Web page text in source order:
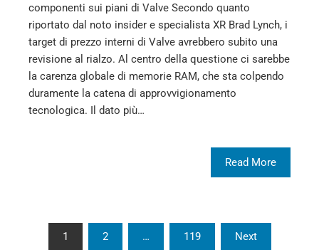
componenti sui piani di Valve Secondo quanto
riportato dal noto insider e specialista XR Brad Lynch, i
target di prezzo interni di Valve avrebbero subito una
revisione al rialzo. Al centro della questione ci sarebbe
la carenza globale di memorie RAM, che sta colpendo
duramente la catena di approvvigionamento
tecnologica. Il dato più…
Read More
Paginazione
1 2 … 119 Next